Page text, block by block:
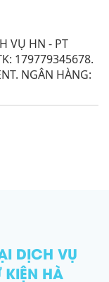
VỤ HN - PT
179779345678.
NGÂN HÀNG:
DỊCH VỤ
KIỆN HÀ